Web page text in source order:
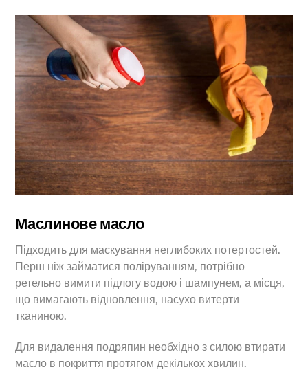
Маслинове масло
Підходить для маскування неглибоких потертостей.
Перш ніж займатися поліруванням, потрібно
ретельно вимити підлогу водою і шампунем, а місця,
що вимагають відновлення, насухо витерти
тканиною.
Для видалення подряпин необхідно з силою втирати
масло в покриття протягом декількох хвилин.